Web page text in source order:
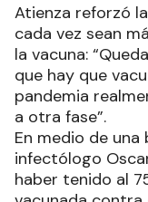
Atienza reforzó
cada vez sean
la vacuna:
que hay que
pandemia
a otra fase”.
En medio de una
infectólogo
haber tenido al